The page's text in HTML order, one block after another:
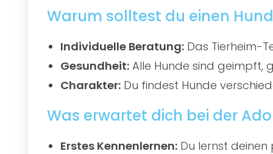
Warum solltest du einen
Individuelle Beratung: Das Tierheim-
Gesundheit: Alle Hunde sind geimpft,
Charakter: Du findest Hunde
Was erwartet dich bei der
Erstes Kennenlernen: Du lernst deinen